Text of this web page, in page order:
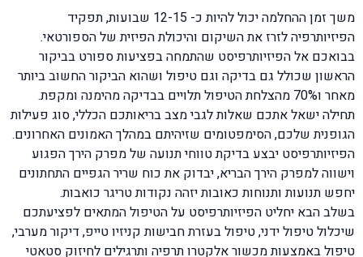
משך זמן ההחלמה יכול להיות כ- 12-15 שבועות, תפקיד
הפיזיותרפיה לזרז את השיקום והיכולת הפיזית של הספורטאי.
בבואכם אל הפיזיותרפיסט שהתמחה בפציעות ספורט בביקור
הראשון שכולל גם בדיקה וגם טיפול ושהוא הביקור החשוב ביותר
מאחר ו70% מהצלחת הטיפול תלויים בבדיקה מהימנה ומקפת.
תחילה ישאל אתכם שאלות לגבי מצב בריאותכם הכללי, סוג פעילות
הגופנית שלכם, הסימפטומים שזיהיתם במהלך האמונים האחרונים.
הפיזיותרפיסט יבצע בדיקת טווחי תנועה של מפרק הירך הפגוע
וישווה למפרק הירך הבריא, יבדוק את כוח שריר הגפיים התחתונים
יחפש תנועות ותנוחות כאובות יזהה נקודות טריגר כואבות.
בשלב הבא יחליט הפיזיותרפיסט על הטיפול המתאים לפציעתכם
שיכלול טיפול ידני, טיפול בעזרת חבישות קניזיו טייפ, דיקור מערבי,
טיפול באמצעות מכשור אלקטרו תרפיה ותרגילים לחיזוק סטאטי